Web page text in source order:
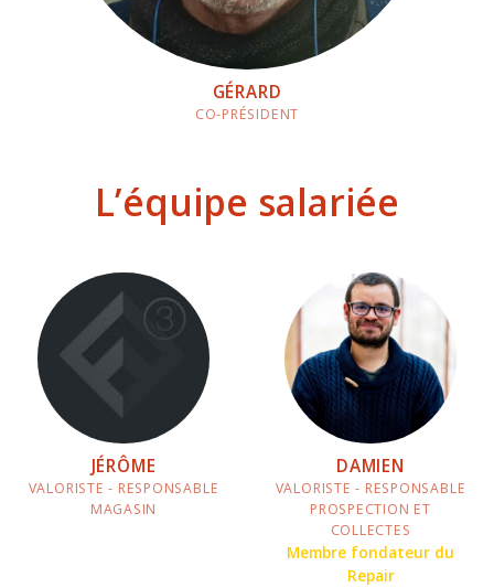
GÉRARD
CO-PRÉSIDENT
L’équipe salariée
JÉRÔME
VALORISTE - RESPONSABLE
MAGASIN
DAMIEN
VALORISTE - RESPONSABLE
PROSPECTION ET
COLLECTES
Membre fondateur du
Repair